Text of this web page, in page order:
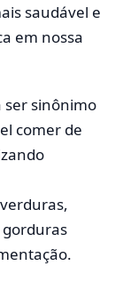
saudável e
em nossa
ser sinônimo
comer de